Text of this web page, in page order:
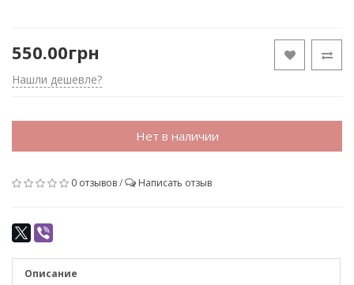
550.00грн
Нашли дешевле?
Нет в наличии
0 отзывов/ Написать отзыв
Описание